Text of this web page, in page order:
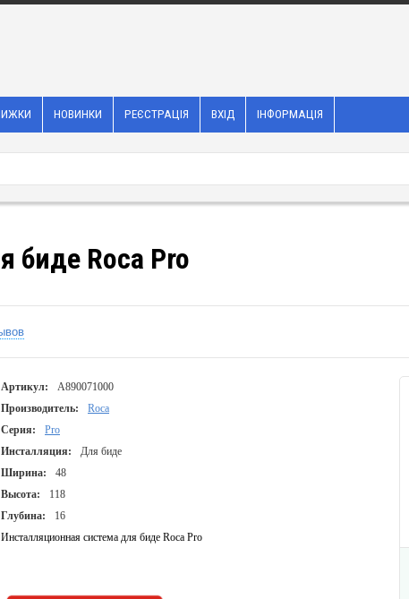
НОВИНКИ РЕЄСТРАЦІЯ ВХІД ІНФОРМАЦІЯ
биде Roca Pro
Артикул:
A890071000
Производитель:
Roca
Серия:
Pro
Инсталляция:
Для биде
Ширина:
48
Высота:
118
Глубина:
16
Инсталляционная система для биде Roca Pro